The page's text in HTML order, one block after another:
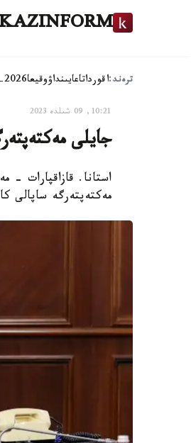
KAZINFORM
ترەند:اقورداتاعايىنداۋوقيعا2026-سايلاۋ
10:21, 09 شىلدە 2023
جايلى
استانا. قازاقپارات -
مەكتەپتەرگە ساپالى